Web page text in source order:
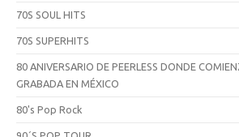
70S SOUL HITS
70S SUPERHITS
80 ANIVERSARIO DE PEERLESS DONDE
GRABADA EN MÉXICO
80's Pop Rock